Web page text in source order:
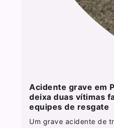
Acidente grave em
deixa duas vítimas
equipes de resgate
Um grave acidente de